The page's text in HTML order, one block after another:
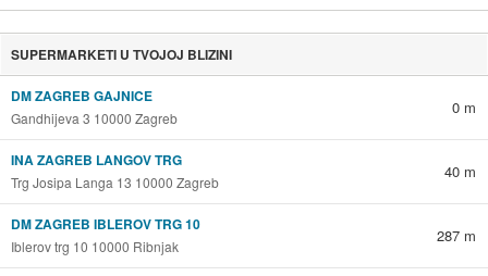
SUPERMARKETI U TVOJOJ BLIZINI
DM ZAGREB GAJNICE
Gandhijeva 3 10000 Zagreb
0 m
INA ZAGREB LANGOV TRG
Trg Josipa Langa 13 10000 Zagreb
40 m
DM ZAGREB IBLEROV TRG 10
Iblerov trg 10 10000 Ribnjak
287 m